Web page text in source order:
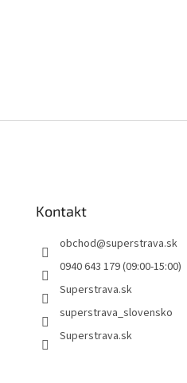
Kontakt
obchod@superstrava.sk
0940 643 179 (09:00-15:00)
Superstrava.sk
superstrava_slovensko
Superstrava.sk